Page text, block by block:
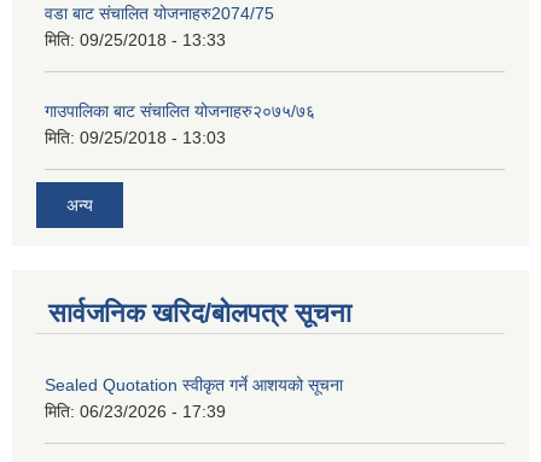
वडा बाट संचालित योजनाहरु2074/75
मिति: 09/25/2018 - 13:33
गाउपालिका बाट संचालित योजनाहरु२०७५/७६
मिति: 09/25/2018 - 13:03
अन्य
सार्वजनिक खरिद/बोलपत्र सूचना
Sealed Quotation स्वीकृत गर्ने आशयको सूचना
मिति: 06/23/2026 - 17:39